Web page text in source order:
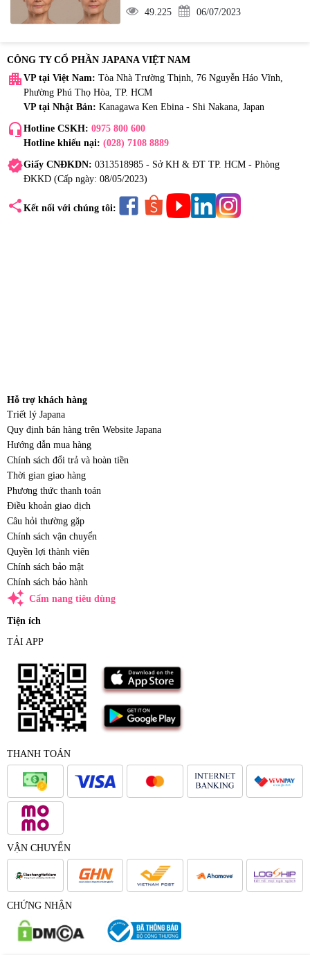
49.225
06/07/2023
CÔNG TY CỔ PHẦN JAPANA VIỆT NAM
apartment VP tại Việt Nam: Tòa Nhà Trường Thịnh, 76 Nguyễn Háo Vĩnh,
Phường Phú Thọ Hòa, TP. HCM
VP tại Nhật Bản: Kanagawa Ken Ebina - Shi Nakana, Japan
headset_mic Hotline CSKH: 0975 800 600
Hotline khiếu nại: (028) 7108 8889
verifiedGiấy CNĐKDN: 0313518985 - Sở KH & ĐT TP. HCM - Phòng
ĐKKD (Cấp ngày: 08/05/2023)
share Kết nối với chúng tôi:
Hỗ trợ khách hàng
Triết lý Japana
Quy định bán hàng trên Website Japana
Hướng dẫn mua hàng
Chính sách đổi trả và hoàn tiền
Thời gian giao hàng
Phương thức thanh toán
Điều khoản giao dịch
Câu hỏi thường gặp
Chính sách vận chuyển
Quyền lợi thành viên
Chính sách bảo mật
Chính sách bảo hành
auto_awesome Cẩm nang tiêu dùng
Tiện ích
TẢI APP
THANH TOÁN
VẬN CHUYỂN
CHỨNG NHẬN